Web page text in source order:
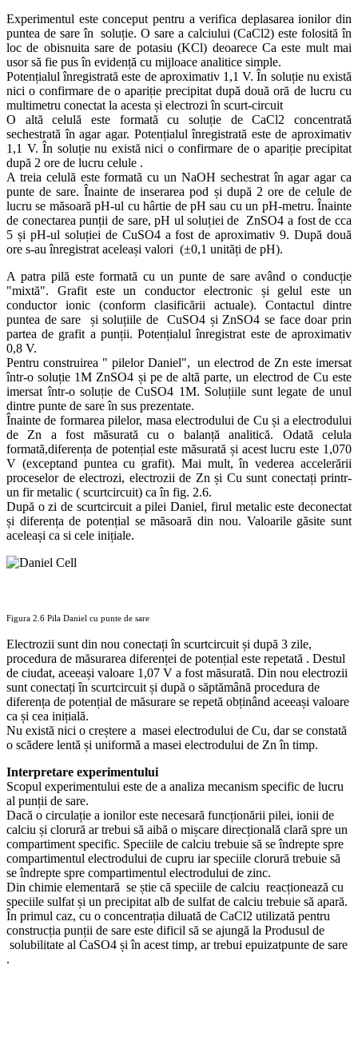
Experimentul este conceput pentru a verifica deplasarea ionilor din
puntea de sare în soluție. O sare a calciului (CaCl2) este folosită în
loc de obisnuita sare de potasiu (KCl) deoarece Ca este mult mai
usor să fie pus în evidență cu mijloace analitice simple.
Potențialul înregistrată este de aproximativ 1,1 V. În soluție nu există
nici o confirmare de o apariție precipitat după două oră de lucru cu
multimetru conectat la acesta și electrozi în scurt-circuit
O altă celulă este formată cu soluție de CaCl2 concentrată
sechestrată în agar agar. Potențialul înregistrată este de aproximativ
1,1 V. În soluție nu există nici o confirmare de o apariție precipitat
după 2 ore de lucru celule .
A treia celulă este formată cu un NaOH sechestrat în agar agar ca
punte de sare. Înainte de inserarea pod și după 2 ore de celule de
lucru se măsoară pH-ul cu hârtie de pH sau cu un pH-metru. Înainte
de conectarea punții de sare, pH ul soluției de ZnSO4 a fost de cca
5 și pH-ul soluției de CuSO4 a fost de aproximativ 9. După două
ore s-au înregistrat aceleași valori (±0,1 unități de pH).
A patra pilă este formată cu un punte de sare având o conducție
"mixtă". Grafit este un conductor electronic și gelul este un
conductor ionic (conform clasificării actuale). Contactul dintre
puntea de sare și soluțiile de CuSO4 și ZnSO4 se face doar prin
partea de grafit a punții. Potențialul înregistrat este de aproximativ
0,8 V.
Pentru construirea " pilelor Daniel", un electrod de Zn este imersat
într-o soluție 1M ZnSO4 și pe de altă parte, un electrod de Cu este
imersat într-o soluție de CuSO4 1M. Soluțiile sunt legate de unul
dintre punte de sare în sus prezentate.
Înainte de formarea pilelor, masa electrodului de Cu și a electrodului
de Zn a fost măsurată cu o balanță analitică. Odată celula
formată,diferența de potențial este măsurată și acest lucru este 1,070
V (exceptand puntea cu grafit). Mai mult, în vederea accelerării
proceselor de electrozi, electrozii de Zn și Cu sunt conectați printr-
un fir metalic ( scurtcircuit) ca în fig. 2.6.
După o zi de scurtcircuit a pilei Daniel, firul metalic este deconectat
și diferența de potențial se măsoară din nou. Valoarile găsite sunt
aceleași ca si cele inițiale.
Figura 2.6 Pila Daniel cu punte de sare
Electrozii sunt din nou conectați în scurtcircuit și după 3 zile,
procedura de măsurarea diferenței de potențial este repetată . Destul
de ciudat, aceeași valoare 1,07 V a fost măsurată. Din nou electrozii
sunt conectați în scurtcircuit și după o săptămână procedura de
diferența de potențial de măsurare se repetă obținând aceeași valoare
ca și cea inițială.
Nu există nici o creștere a masei electrodului de Cu, dar se constată
o scădere lentă și uniformă a masei electrodului de Zn în timp.
Interpretare experimentului
Scopul experimentului este de a analiza mecanism specific de lucru
al punții de sare.
Dacă o circulație a ionilor este necesară funcționării pilei, ionii de
calciu și clorură ar trebui să aibă o mișcare direcțională clară spre un
compartiment specific. Speciile de calciu trebuie să se îndrepte spre
compartimentul electrodului de cupru iar speciile clorură trebuie să
se îndrepte spre compartimentul electrodului de zinc.
Din chimie elementară se știe că speciile de calciu reacționează cu
speciile sulfat și un precipitat alb de sulfat de calciu trebuie să apară.
În primul caz, cu o concentrația diluată de CaCl2 utilizată pentru
construcția punții de sare este dificil să se ajungă la Produsul de
solubilitate al CaSO4 și în acest timp, ar trebui epuizatpunte de sare
.